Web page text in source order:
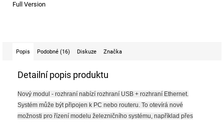
Full Version
Popis Podobné (16) Diskuze Značka
Detailní popis produktu
Nový modul - rozhraní nabízí rozhraní USB + rozhraní Ethernet.
Systém může být připojen k PC nebo routeru. To otevírá nové
možnosti pro řízení modelu železničního systému, například přes